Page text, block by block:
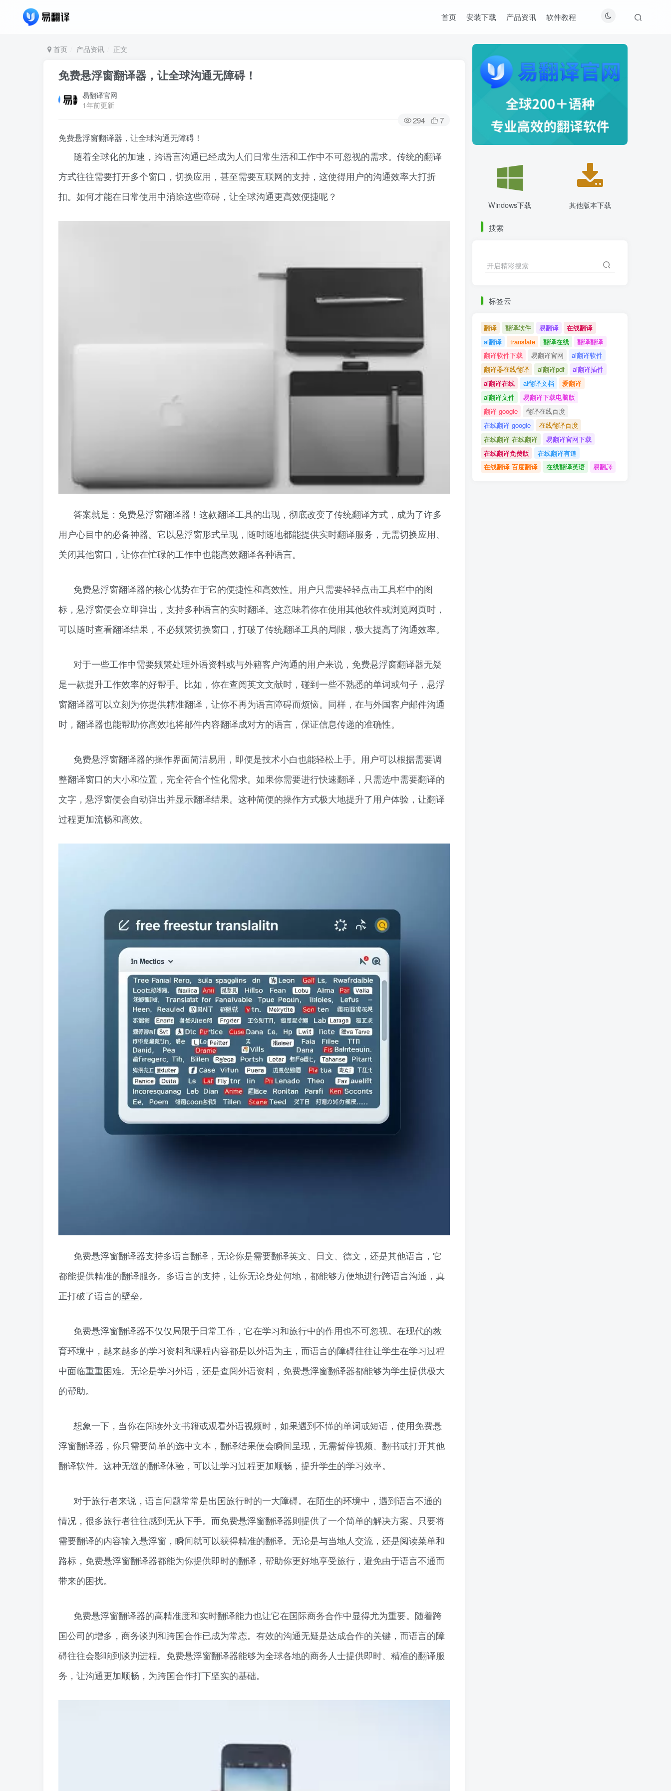
首页 安装下载 产品资讯 软件教程
首页 产品资讯 正文
免费悬浮窗翻译器，让全球沟通无障碍！
易翻译官网
1年前更新
294 7
免费悬浮窗翻译器，让全球沟通无障碍！
随着全球化的加速，跨语言沟通已经成为人们日常生活和工作中不可忽视的需求。传统的翻译
方式往往需要打开多个窗口，切换应用，甚至需要互联网的支持，这使得用户的沟通效率大打折
扣。如何才能在日常使用中消除这些障碍，让全球沟通更高效便捷呢？
答案就是：免费悬浮窗翻译器！这款翻译工具的出现，彻底改变了传统翻译方式，成为了许多
用户心目中的必备神器。它以悬浮窗形式呈现，随时随地都能提供实时翻译服务，无需切换应用、
关闭其他窗口，让你在忙碌的工作中也能高效翻译各种语言。
免费悬浮窗翻译器的核心优势在于它的便捷性和高效性。用户只需要轻轻点击工具栏中的图
标，悬浮窗便会立即弹出，支持多种语言的实时翻译。这意味着你在使用其他软件或浏览网页时，
可以随时查看翻译结果，不必频繁切换窗口，打破了传统翻译工具的局限，极大提高了沟通效率。
对于一些工作中需要频繁处理外语资料或与外籍客户沟通的用户来说，免费悬浮窗翻译器无疑
是一款提升工作效率的好帮手。比如，你在查阅英文文献时，碰到一些不熟悉的单词或句子，悬浮
窗翻译器可以立刻为你提供精准翻译，让你不再为语言障碍而烦恼。同样，在与外国客户邮件沟通
时，翻译器也能帮助你高效地将邮件内容翻译成对方的语言，保证信息传递的准确性。
免费悬浮窗翻译器的操作界面简洁易用，即便是技术小白也能轻松上手。用户可以根据需要调
整翻译窗口的大小和位置，完全符合个性化需求。如果你需要进行快速翻译，只需选中需要翻译的
文字，悬浮窗便会自动弹出并显示翻译结果。这种简便的操作方式极大地提升了用户体验，让翻译
过程更加流畅和高效。
免费悬浮窗翻译器支持多语言翻译，无论你是需要翻译英文、日文、德文，还是其他语言，它
都能提供精准的翻译服务。多语言的支持，让你无论身处何地，都能够方便地进行跨语言沟通，真
正打破了语言的壁垒。
免费悬浮窗翻译器不仅仅局限于日常工作，它在学习和旅行中的作用也不可忽视。在现代的教
育环境中，越来越多的学习资料和课程内容都是以外语为主，而语言的障碍往往让学生在学习过程
中面临重重困难。无论是学习外语，还是查阅外语资料，免费悬浮窗翻译器都能够为学生提供极大
的帮助。
想象一下，当你在阅读外文书籍或观看外语视频时，如果遇到不懂的单词或短语，使用免费悬
浮窗翻译器，你只需要简单的选中文本，翻译结果便会瞬间呈现，无需暂停视频、翻书或打开其他
翻译软件。这种无缝的翻译体验，可以让学习过程更加顺畅，提升学生的学习效率。
对于旅行者来说，语言问题常常是出国旅行时的一大障碍。在陌生的环境中，遇到语言不通的
情况，很多旅行者往往感到无从下手。而免费悬浮窗翻译器则提供了一个简单的解决方案。只要将
需要翻译的内容输入悬浮窗，瞬间就可以获得精准的翻译。无论是与当地人交流，还是阅读菜单和
路标，免费悬浮窗翻译器都能为你提供即时的翻译，帮助你更好地享受旅行，避免由于语言不通而
带来的困扰。
免费悬浮窗翻译器的高精准度和实时翻译能力也让它在国际商务合作中显得尤为重要。随着跨
国公司的增多，商务谈判和跨国合作已成为常态。有效的沟通无疑是达成合作的关键，而语言的障
碍往往会影响到谈判进程。免费悬浮窗翻译器能够为全球各地的商务人士提供即时、精准的翻译服
务，让沟通更加顺畅，为跨国合作打下坚实的基础。
Windows下载 其他版本下载
搜索
开启精彩搜索
标签云
翻译 翻译软件 易翻译
在线翻译
ai翻译
translate 翻译在线
翻译翻译
翻译软件下载
易翻译官网
ai翻译软件
翻译器在线翻译
ai翻译pdf
ai翻译插件
ai翻译在线
ai翻译文档
爱翻译
ai翻译文件
易翻译下载电脑版
翻译 google
翻译在线百度
在线翻译 google
在线翻译百度
在线翻译 在线翻译
易翻译官网下载
在线翻译免费版
在线翻译有道
在线翻译 百度翻译
在线翻译英语 易翻譯